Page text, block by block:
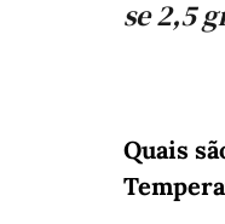
se 2,5
Quais